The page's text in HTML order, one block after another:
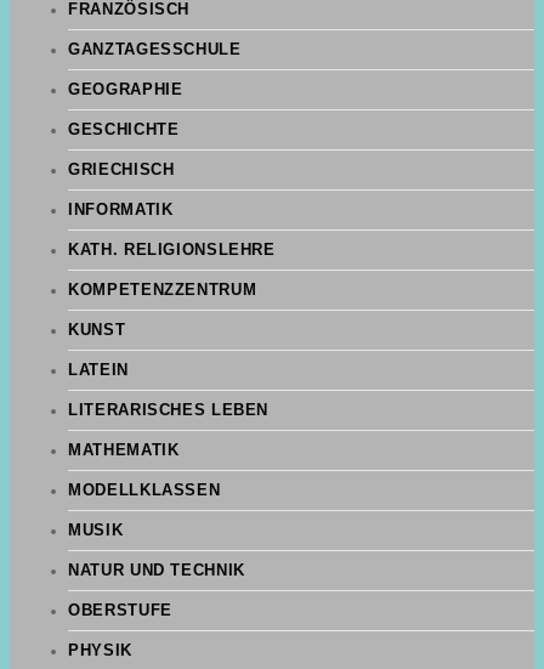
FRANZÖSISCH
GANZTAGESSCHULE
GEOGRAPHIE
GESCHICHTE
GRIECHISCH
INFORMATIK
KATH. RELIGIONSLEHRE
KOMPETENZZENTRUM
KUNST
LATEIN
LITERARISCHES LEBEN
MATHEMATIK
MODELLKLASSEN
MUSIK
NATUR UND TECHNIK
OBERSTUFE
PHYSIK